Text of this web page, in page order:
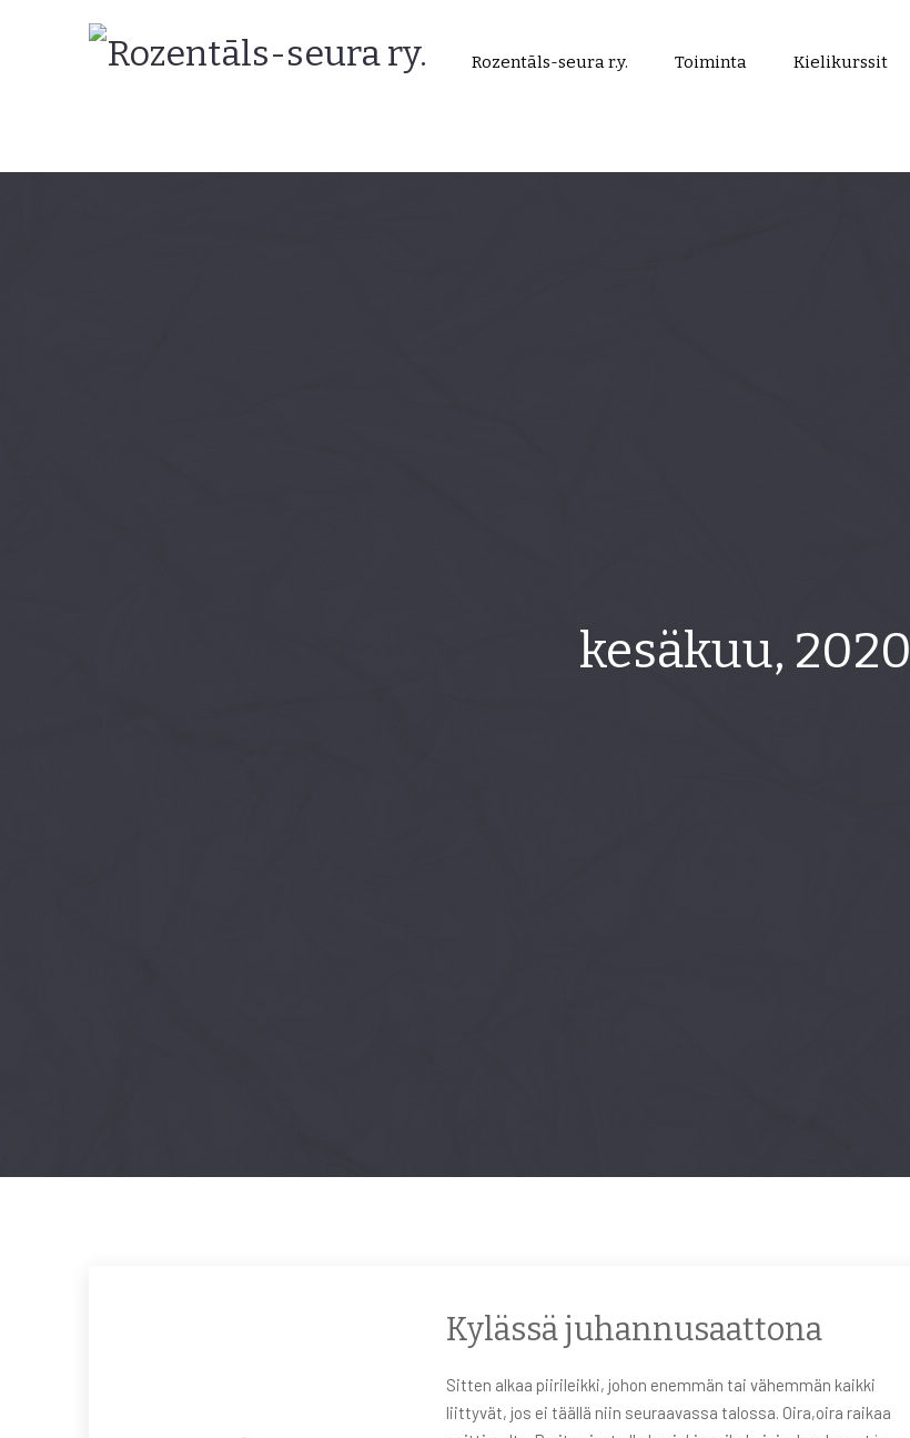
Rozentāls-
ry.
Rozentāls-seura r.y. Toiminta Kielikurssit
kesäkuu, 2020
Kylässä juhannusaattona
Sitten alkaa piirileikki, johon enemmän tai vähemmän kaikki
liittyvät, jos ei täällä niin seuraavassa talossa. Oira,oira raikaa